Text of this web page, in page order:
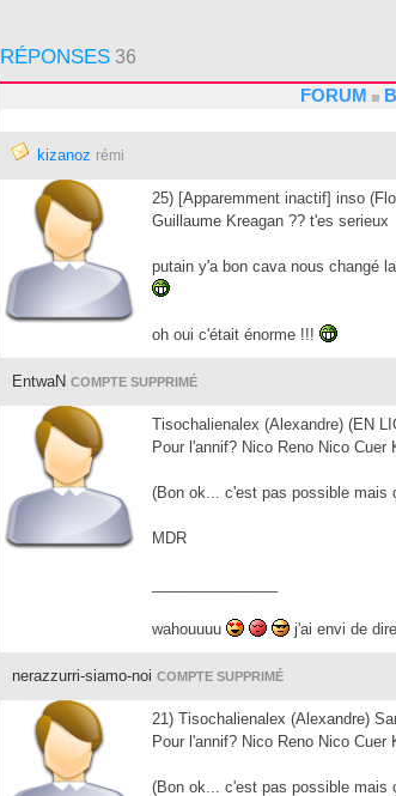
RÉPONSES 36
FORUM
kizanoz rémi
25) [Apparemment inactif] inso
Guillaume Kreagan ?? t'es serieux
putain y'a bon cava nous changé
oh oui c'était énorme !!!
EntwaN COMPTE SUPPRIMÉ
Tisochalienalex (Alexandre) (EN
Pour l'annif? Nico Reno Nico
(Bon ok... c'est pas possible mais
MDR
wahouuuu j'ai envi de
nerazzurri-siamo-noi COMPTE SUPPRIMÉ
21) Tisochalienalex (Alexandre)
Pour l'annif? Nico Reno Nico
(Bon ok... c'est pas possible mais